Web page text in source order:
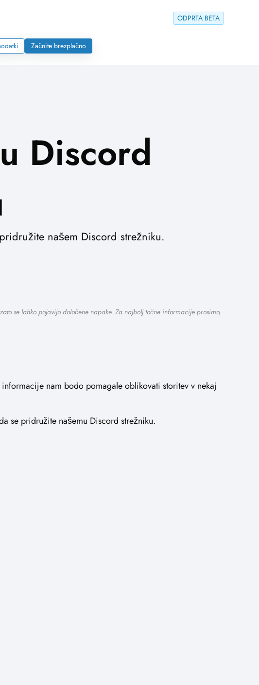
ODPRTA BETA
Začnite brezplačno
Discord
našem Discord strežniku.
se lahko pojavijo določene napake. Za najbolj točne informacije prosimo,
nam bodo pomagale oblikovati storitev v nekaj
se pridružite našemu Discord strežniku.